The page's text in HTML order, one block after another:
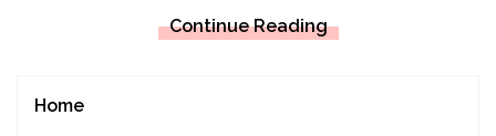
Continue Reading
Home